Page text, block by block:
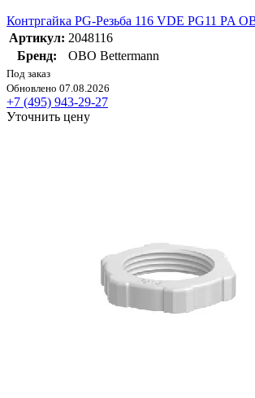
Контргайка PG-Резьба 116 VDE PG11 PA
Артикул: 2048116
Бренд:
OBO Bettermann
Под заказ
Обновлено 07.08.2026
+7 (495) 943-29-27
Уточнить цену